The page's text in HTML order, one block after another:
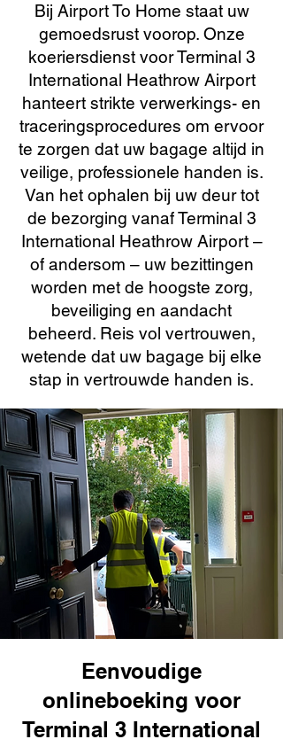
Bij Airport To Home staat uw
gemoedsrust voorop. Onze
koeriersdienst voor Terminal 3
International Heathrow Airport
hanteert strikte verwerkings- en
traceringsprocedures om ervoor
te zorgen dat uw bagage altijd in
veilige, professionele handen is.
Van het ophalen bij uw deur tot
de bezorging vanaf Terminal 3
International Heathrow Airport –
of andersom – uw bezittingen
worden met de hoogste zorg,
beveiliging en aandacht
beheerd. Reis vol vertrouwen,
wetende dat uw bagage bij elke
stap in vertrouwde handen is.
Eenvoudige
onlineboeking voor
Terminal 3 International